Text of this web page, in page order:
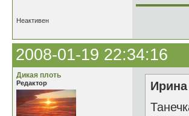
Неактивен
2008-01-19 22:34:16
Дикая плоть
Редактор